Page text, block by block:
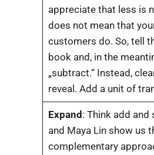
appreciate that less is
does not mean that
customers do. So, tell
book and, in the
„subtract.“ Instead,
reveal. Add a unit of
Expand: Think add
and Maya Lin show us
complementary